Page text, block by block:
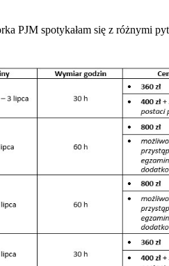
PJM spotykałam się z różnymi